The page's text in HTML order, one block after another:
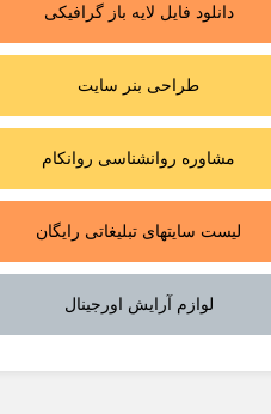
دانلود فایل لایه باز گرافیکی
طراحی بنر سایت
مشاوره روانشناسی روانکام
لیست سایتهای تبلیغاتی رایگان
لوازم آرایش اورجینال